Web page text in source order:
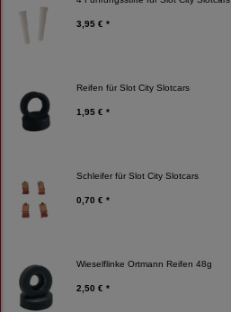
3,95 € *
Reifen für Slot City Slotcars
1,95 € *
Schleifer für Slot City Slotcars
0,70 € *
Wieselflinke Ortmann Reifen 48g
2,50 € *